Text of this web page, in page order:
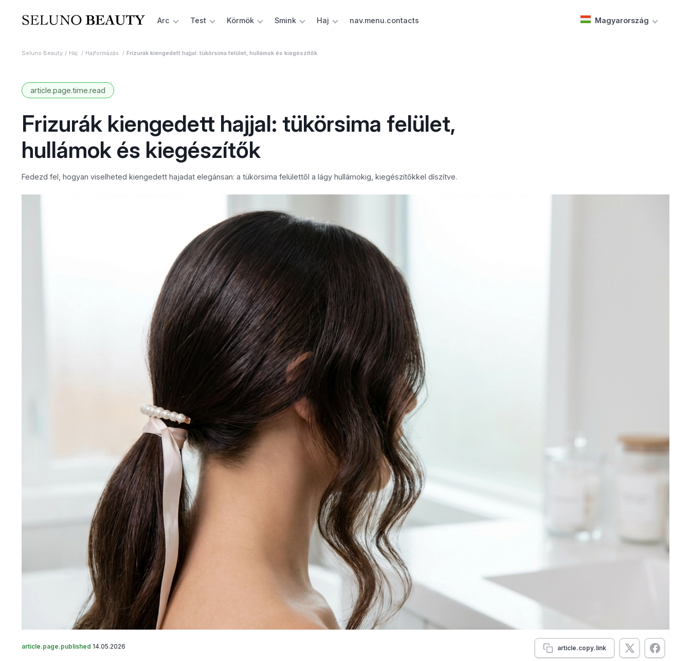
Arc Test Körmök Smink Haj nav.menu.contacts Magyarország
Seluno Beauty Haj Hajformázás Frizurák kiengedett hajjal: tükörsima felület, hullámok és kiegészítők
article.page.time.read
Frizurák kiengedett hajjal: tükörsima felület,
hullámok és kiegészítők
Fedezd fel, hogyan viselheted kiengedett hajadat elegánsan: a tükörsima felülettől a lágy hullámokig, kiegészítőkkel díszítve.
article.page.published 14.05.2026 article.copy.link